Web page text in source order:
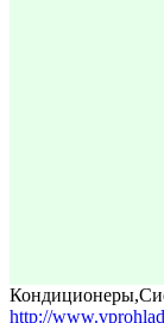
Кондиционеры,
http://